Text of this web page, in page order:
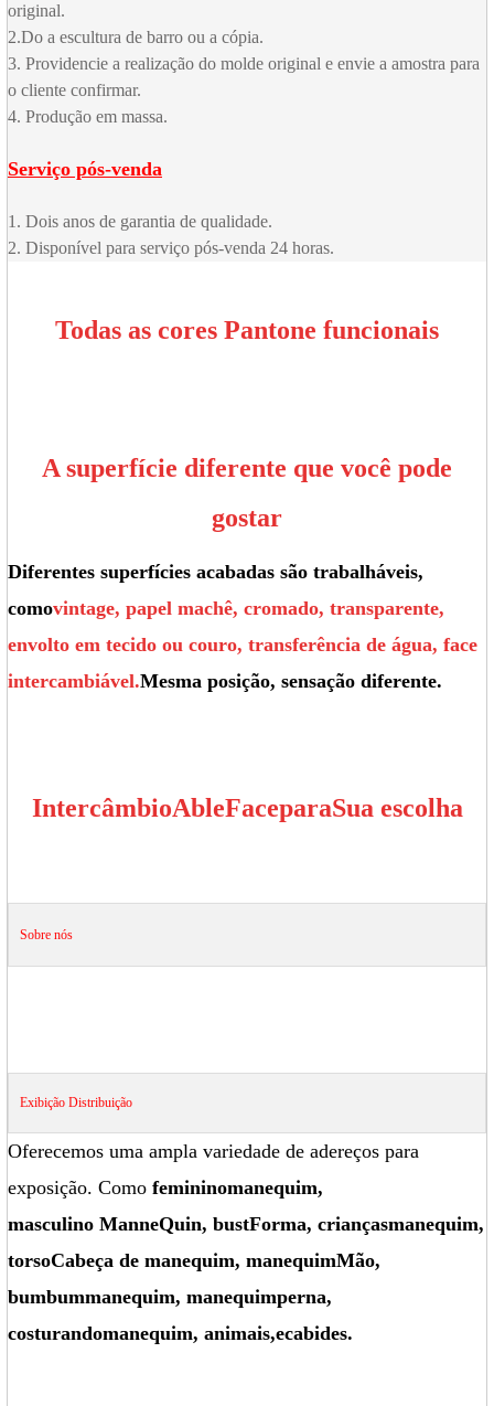
original.
2.Do a escultura de barro ou a cópia.
3. Providencie a realização do molde original e envie a amostra para
o cliente confirmar.
4. Produção em massa.
Serviço pós-venda
1. Dois anos de garantia de qualidade.
2. Disponível para serviço pós-venda 24 horas.
Todas as cores Pantone funcionais
A superfície diferente que você pode
gostar
Diferentes superfícies acabadas são trabalháveis,
comovintage, papel machê, cromado, transparente,
envolto em tecido ou couro, transferência de água, face
intercambiável.Mesma posição, sensação diferente.
IntercâmbioAbleFaceparaSua escolha
Sobre nós
Exibição Distribuição
Oferecemos uma ampla variedade de adereços para
exposição. Como femininomanequim,
masculino ManneQuin, bustForma, criançasmanequim,
torsoCabeça de manequim, manequimMão,
bumbummanequim, manequimperna,
costurandomanequim, animais,ecabides.